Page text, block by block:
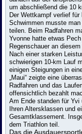
um abschließend die 10
Der Wettkampf verlief
Schwimmen musste
teilen. Beim Radfahren
Yvonne hatte etwas
Regenschauer an
Nach einer starken
schwierigen 10-km Lauf
einigen Steigungen in
„Maui“ zeigte eine
Radfahren und das
offensichtlich bezahlt
Am Ende standen für
Ihren Altersklassen und
Gesamtklassement.
dem Triathlon teil.
Das die